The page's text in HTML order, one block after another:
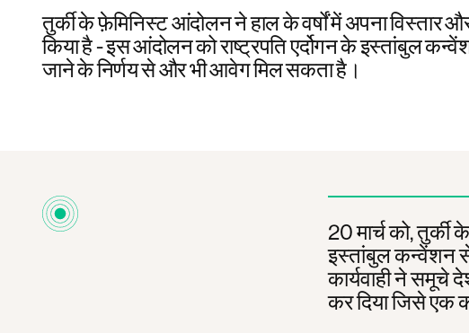
तुर्की के फ़ेमिनिस्ट आंदोलन ने हाल के वर्षों में अपना विस्तार
किया है - इस आंदोलन को राष्ट्रपति एर्दोगन के इस्तांबुल
जाने के निर्णय से और भी आवेग मिल सकता है।
20 मार्च को, तुर्की
इस्तांबुल कन्वेंशन से
कार्यवाही ने
कर दिया जिसे एक